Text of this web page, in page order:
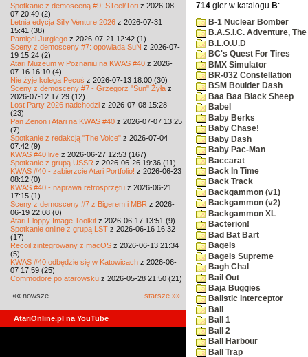
Spotkanie z demosceną #9: STeel/Tori z 2026-08-
07 20:49 (2)
Letnia edycja Silly Venture 2026 z 2026-07-31
15:41 (38)
Pamięci Jurgiego z 2026-07-21 12:42 (1)
Sceny z demosceny #7: opowiada SuN z 2026-07-
19 15:24 (2)
Atari Muzeum w Poznaniu na KWAS #40 z 2026-
07-16 16:10 (4)
Nie żyje kolega Pecuś z 2026-07-13 18:00 (30)
Sceny z demosceny #7 - Grzegorz "Sun" Żyła z
2026-07-12 17:29 (12)
Lost Party 2026 nadchodzi z 2026-07-08 15:28
(23)
Pan Zenon i Atari na KWAS #40 z 2026-07-07 13:25
(7)
Spotkanie z redakcją "The Voice" z 2026-07-04
07:42 (9)
KWAS #40 live z 2026-06-27 12:53 (167)
Spotkanie z grupą USSR z 2026-06-26 19:36 (11)
KWAS #40 - zabierzcie Atari Portfolio! z 2026-06-23
08:12 (0)
KWAS #40 - naprawa retrosprzętu z 2026-06-21
17:15 (1)
Sceny z demosceny #7 z Bigerem i MBR z 2026-
06-19 22:08 (0)
Atari Floppy Image Toolkit z 2026-06-17 13:51 (9)
Spotkanie online z grupą LST z 2026-06-16 16:32
(17)
Recoil zintegrowany z macOS z 2026-06-13 21:34
(5)
KWAS #40 odbędzie się w Katowicach z 2026-06-
07 17:59 (25)
Commodore po atarowsku z 2026-05-28 21:50 (21)
«« nowsze starsze »»
AtariOnline.pl na YouTube
714 gier w katalogu B:
B-1 Nuclear Bomber
B.A.S.I.C. Adventure, The
B.L.O.U.D
BC's Quest For Tires
BMX Simulator
BR-032 Constellation
BSM Boulder Dash
Baa Baa Black Sheep
Babel
Baby Berks
Baby Chase!
Baby Dash
Baby Pac-Man
Baccarat
Back In Time
Back Track
Backgammon (v1)
Backgammon (v2)
Backgammon XL
Bacterion!
Bad Bat Bart
Bagels
Bagels Supreme
Bagh Chal
Bail Out
Baja Buggies
Balistic Interceptor
Ball
Ball 1
Ball 2
Ball Harbour
Ball Trap